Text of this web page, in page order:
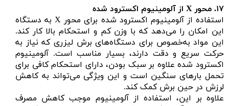
۱۷. محور
استفاده از آلومینیوم اکسترود شده برای محور X به دستگاه
این امکان را می‌دهد که با وزن کم و استحکام بالا کار کند.
این مواد به‌خصوص برای دستگاه‌های برش لیزری که نیاز به
حرکت سریع و دقت دارند، بسیار مناسب است. آلومینیوم
اکسترود شده علاوه بر سبک بودن، دارای استحکام کافی برای
تحمل بارهای سنگین است و این ویژگی می‌تواند به کاهش
لرزش در حین برش کمک کند.
علاوه بر این، استفاده از آلومینیوم موجب کاهش مصرف